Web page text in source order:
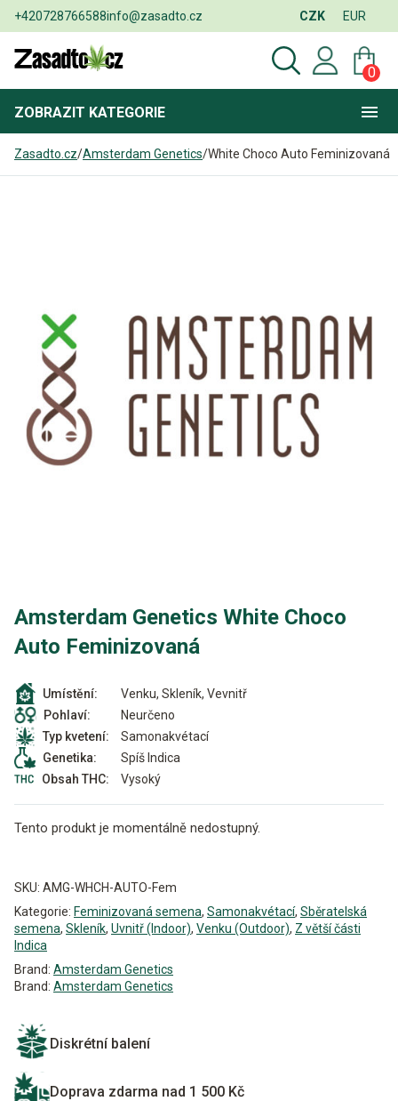
+420728766588info@zasadto.cz CZK EUR
0
ZOBRAZIT KATEGORIE
Zasadto.cz/Amsterdam Genetics/White Choco Auto Feminizovaná
Amsterdam Genetics White Choco
Auto Feminizovaná
Umístění:
Venku, Skleník, Vevnitř
Pohlaví:
Neurčeno
Typ kvetení:
Samonakvétací
Genetika:
Spíš Indica
Obsah THC:
Vysoký
Tento produkt je momentálně nedostupný.
SKU: AMG-WHCH-AUTO-Fem
Kategorie: Feminizovaná semena, Samonakvétací, Sběratelská
semena, Skleník, Uvnitř (Indoor), Venku (Outdoor), Z větší části
Indica
Brand: Amsterdam Genetics
Brand: Amsterdam Genetics
Diskrétní balení
Doprava zdarma nad 1 500 Kč